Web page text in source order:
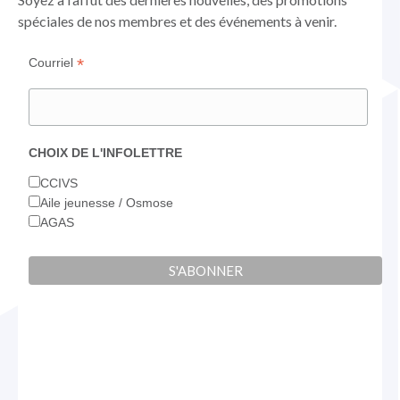
fenêtrefenêtrefenêtre
spéciales de nos membres et des événements à venir.
Courriel*
CHOIX DE L'INFOLETTRE
CCIVS
Aile jeunesse / Osmose
AGAS